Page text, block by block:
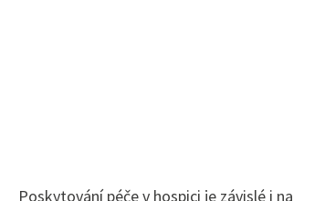
Poskytování péče v hospici je závislé i na